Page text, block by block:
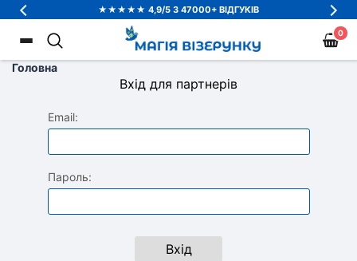
★★★★★ 4,9/5 З 47000+ ВІДГУКІВ
0
Головна
Вхід для партнерів
Email:
Пароль:
Вхід